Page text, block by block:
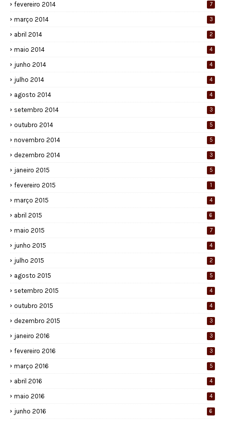
fevereiro 2014 7
março 2014 3
abril 2014 2
maio 2014 4
junho 2014 4
julho 2014 4
agosto 2014 4
setembro 2014 3
outubro 2014 5
novembro 2014 5
dezembro 2014 3
janeiro 2015 5
fevereiro 2015 1
março 2015 4
abril 2015 6
maio 2015 7
junho 2015 4
julho 2015 2
agosto 2015 5
setembro 2015 4
outubro 2015 4
dezembro 2015 3
janeiro 2016 3
fevereiro 2016 3
março 2016 5
abril 2016 4
maio 2016 4
junho 2016 6